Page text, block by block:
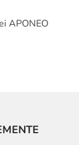
APONEO